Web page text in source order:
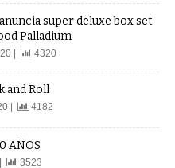
super deluxe box set
Palladium
| 4320
and Roll
| 4182
AÑOS
3523